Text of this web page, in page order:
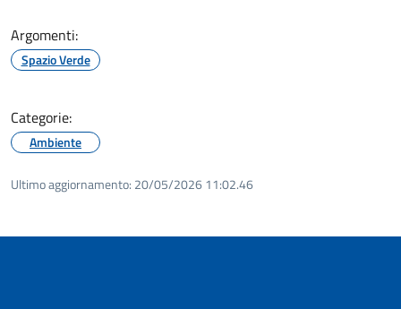
Argomenti:
Spazio Verde
Categorie:
Ambiente
Ultimo aggiornamento: 20/05/2026 11:02.46